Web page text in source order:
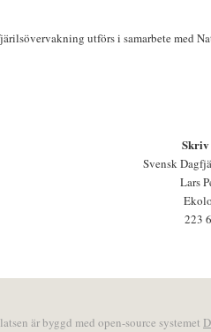
utförs i samarbete med
Skriv
Svensk
Lars
223
är byggd med open-source systemet